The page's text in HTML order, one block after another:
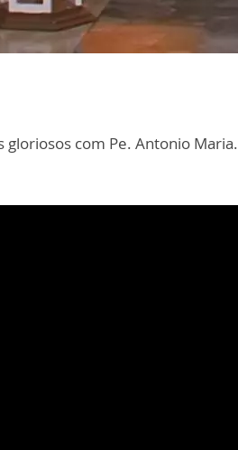
gloriosos com Pe. Antonio Maria.